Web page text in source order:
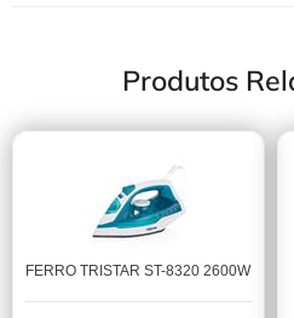
Produtos
FERRO TRISTAR ST-8320 2600W